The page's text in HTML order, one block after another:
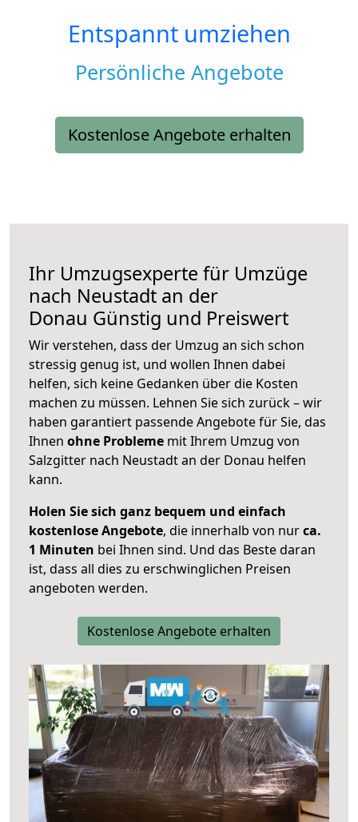
Entspannt umziehen
Persönliche Angebote
Kostenlose Angebote erhalten
Ihr Umzugsexperte für Umzüge
nach Neustadt an der
Donau Günstig und Preiswert
Wir verstehen, dass der Umzug an sich schon
stressig genug ist, und wollen Ihnen dabei
helfen, sich keine Gedanken über die Kosten
machen zu müssen. Lehnen Sie sich zurück – wir
haben garantiert passende Angebote für Sie, das
Ihnen ohne Probleme mit Ihrem Umzug von
Salzgitter nach Neustadt an der Donau helfen
kann.
Holen Sie sich ganz bequem und einfach
kostenlose Angebote, die innerhalb von nurca.
1 Minuten bei Ihnen sind. Und das Beste daran
ist, dass all dies zu erschwinglichen Preisen
angeboten werden.
Kostenlose Angebote erhalten